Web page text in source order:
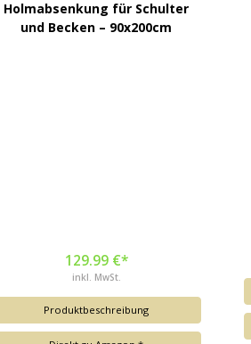
Holmabsenkung für Schulter
und Becken – 90x200cm
129.99 €*
inkl. MwSt.
Produktbeschreibung